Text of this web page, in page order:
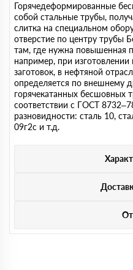
Горячедеформированные
собой стальные трубы,
слитка на специальном
отверстие по центру трубы
там, где нужна повышенная
например, при
заготовок, в нефтяной
определяется по внешнему
горячекатанных бесшовных
соответствии с ГОСТ
разновидности: сталь 10,
09г2с и т.д.